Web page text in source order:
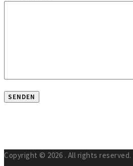
Copyright © 2026 . All rights reserved.